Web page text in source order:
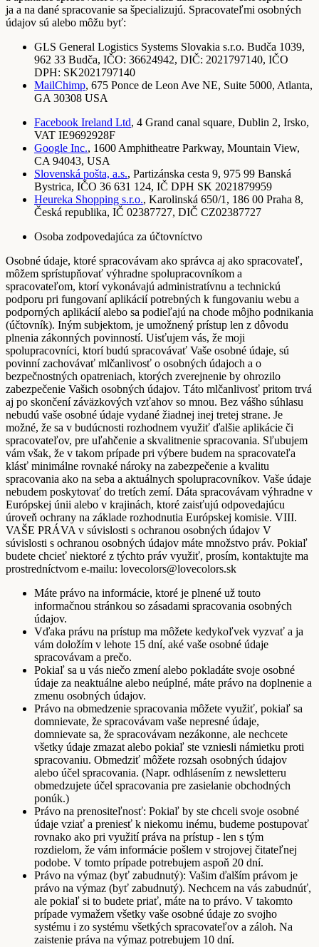
ja a na dané spracovanie sa špecializujú. Spracovateľmi osobných
údajov sú alebo môžu byť:
GLS General Logistics Systems Slovakia s.r.o. Budča 1039,
962 33 Budča, IČO: 36624942, DIČ: 2021797140, IČO
DPH: SK2021797140
MailChimp, 675 Ponce de Leon Ave NE, Suite 5000, Atlanta,
GA 30308 USA
Facebook Ireland Ltd, 4 Grand canal square, Dublin 2, Irsko,
VAT IE9692928F
Google Inc., 1600 Amphitheatre Parkway, Mountain View,
CA 94043, USA
Slovenská pošta, a.s., Partizánska cesta 9, 975 99 Banská
Bystrica, IČO 36 631 124, IČ DPH SK 2021879959
Heureka Shopping s.r.o., Karolinská 650/1, 186 00 Praha 8,
Česká republika, IČ 02387727, DIČ CZ02387727
Osoba zodpovedajúca za účtovníctvo
Osobné údaje, ktoré spracovávam ako správca aj ako spracovateľ,
môžem sprístupňovať výhradne spolupracovníkom a
spracovateľom, ktorí vykonávajú administratívnu a technickú
podporu pri fungovaní aplikácií potrebných k fungovaniu webu a
podporných aplikácií alebo sa podieľajú na chode môjho podnikania
(účtovník). Iným subjektom, je umožnený prístup len z dôvodu
plnenia zákonných povinností. Uisťujem vás, že moji
spolupracovníci, ktorí budú spracovávať Vaše osobné údaje, sú
povinní zachovávať mlčanlivosť o osobných údajoch a o
bezpečnostných opatreniach, ktorých zverejnenie by ohrozilo
zabezpečenie Vašich osobných údajov. Táto mlčanlivosť pritom trvá
aj po skončení záväzkových vzťahov so mnou. Bez vášho súhlasu
nebudú vaše osobné údaje vydané žiadnej inej tretej strane. Je
možné, že sa v budúcnosti rozhodnem využiť ďalšie aplikácie či
spracovateľov, pre uľahčenie a skvalitnenie spracovania. Sľubujem
vám však, že v takom prípade pri výbere budem na spracovateľa
klásť minimálne rovnaké nároky na zabezpečenie a kvalitu
spracovania ako na seba a aktuálnych spolupracovníkov. Vaše údaje
nebudem poskytovať do tretích zemí. Dáta spracovávam výhradne v
Európskej únii alebo v krajinách, ktoré zaisťujú odpovedajúcu
úroveň ochrany na základe rozhodnutia Európskej komisie. VIII.
VAŠE PRÁVA v súvislosti s ochranou osobných údajov V
súvislosti s ochranou osobných údajov máte množstvo práv. Pokiaľ
budete chcieť niektoré z týchto práv využiť, prosím, kontaktujte ma
prostredníctvom e-mailu: lovecolors@lovecolors.sk
Máte právo na informácie, ktoré je plnené už touto
informačnou stránkou so zásadami spracovania osobných
údajov.
Vďaka právu na prístup ma môžete kedykoľvek vyzvať a ja
vám doložím v lehote 15 dní, aké vaše osobné údaje
spracovávam a prečo.
Pokiaľ sa u vás niečo zmení alebo pokladáte svoje osobné
údaje za neaktuálne alebo neúplné, máte právo na doplnenie a
zmenu osobných údajov.
Právo na obmedzenie spracovania môžete využiť, pokiaľ sa
domnievate, že spracovávam vaše nepresné údaje,
domnievate sa, že spracovávam nezákonne, ale nechcete
všetky údaje zmazat alebo pokiaľ ste vzniesli námietku proti
spracovaniu. Obmedziť môžete rozsah osobných údajov
alebo účel spracovania. (Napr. odhlásením z newsletteru
obmedzujete účel spracovania pre zasielanie obchodných
ponúk.)
Právo na prenositeľnosť: Pokiaľ by ste chceli svoje osobné
údaje vziať a preniesť k niekomu inému, budeme postupovať
rovnako ako pri využití práva na prístup - len s tým
rozdielom, že vám informácie pošlem v strojovej čitateľnej
podobe. V tomto prípade potrebujem aspoň 20 dní.
Právo na výmaz (byť zabudnutý): Vašim ďalším právom je
právo na výmaz (byť zabudnutý). Nechcem na vás zabudnúť,
ale pokiaľ si to budete priať, máte na to právo. V takomto
prípade vymažem všetky vaše osobné údaje zo svojho
systému i zo systému všetkých spracovateľov a záloh. Na
zaistenie práva na výmaz potrebujem 10 dní.